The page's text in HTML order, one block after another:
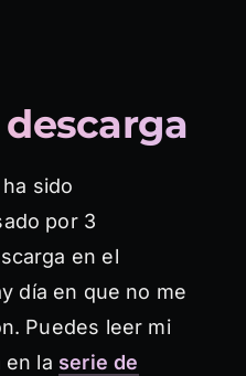
sido
por 3
en el
día en que no me
Puedes leer mi
en la serie de